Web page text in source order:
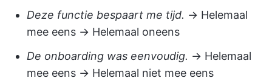
Deze functie bespaart me tijd. → Helemaal
mee eens → Helemaal oneens
De onboarding was eenvoudig. → Helemaal
mee eens → Helemaal niet mee eens